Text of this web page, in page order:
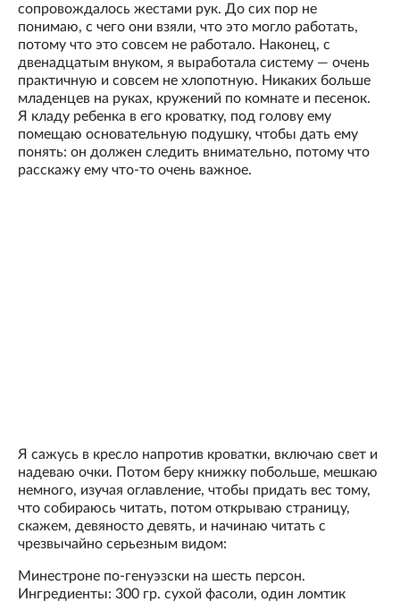
сопровождалось жестами рук. До сих пор не
понимаю, с чего они взяли, что это могло работать,
потому что это совсем не работало. Наконец, с
двенадцатым внуком, я выработала систему — очень
практичную и совсем не хлопотную. Никаких больше
младенцев на руках, кружений по комнате и песенок.
Я кладу ребенка в его кроватку, под голову ему
помещаю основательную подушку, чтобы дать ему
понять: он должен следить внимательно, потому что
расскажу ему что-то очень важное.
Я сажусь в кресло напротив кроватки, включаю свет и
надеваю очки. Потом беру книжку побольше, мешкаю
немного, изучая оглавление, чтобы придать вес тому,
что собираюсь читать, потом открываю страницу,
скажем, девяносто девять, и начинаю читать с
чрезвычайно серьезным видом:
Минестроне по-генуэзски на шесть персон.
Ингредиенты: 300 гр. сухой фасоли, один ломтик